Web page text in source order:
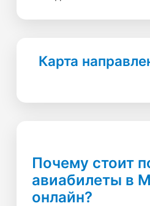
Карта
Почему стоит
авиабилеты в
онлайн?